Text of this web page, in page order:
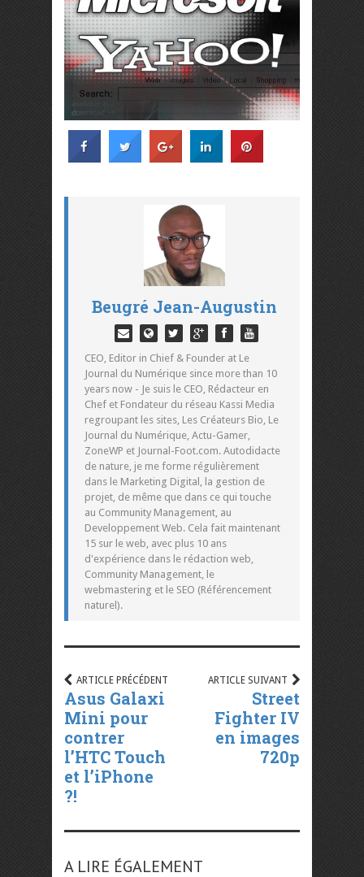
Beugré Jean-Augustin
CEO, Editor in Chief & Founder at Le
Journal du Numérique since more than 10
years now - Je suis le CEO, Rédacteur en
Chef et Fondateur du réseau Kassi Media
regroupant les sites, Les Créateurs Bio, Le
Journal du Numérique, Actu-Gamer,
ZoneWP et Journal-Foot.com. Autodidacte
de nature, je me forme régulièrement
dans le Marketing Digital, la gestion de
projet, de même que dans ce qui touche
au Community Management, au
Developpement Web. Cela fait maintenant
15 sur le web, avec plus 10 ans
d'expérience dans le rédaction web,
Community Management, le
webmastering et le SEO (Référencement
naturel).
ARTICLE PRÉCÉDENT
Asus Galaxi
Mini pour
contrer
l’HTC Touch
et l’iPhone
?!
ARTICLE SUIVANT
Street
Fighter IV
en images
720p
A LIRE ÉGALEMENT